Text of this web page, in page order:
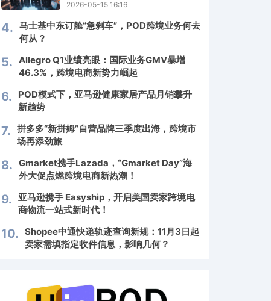
2026-05-15 16:16
4. 马士基中东订舱“急刹车”，POD跨境业务何去
何从？
5. Allegro Q1业绩亮眼：国际业务GMV暴增
46.3%，跨境电商新势力崛起
6.
POD模式下，亚马逊健康家居产品月销攀升
新趋势
7. 拼多多“新拼姆”自营品牌三季度出海，跨境市
场再添劲旅
8. Gmarket携手Lazada，“Gmarket Day”海
外大促点燃跨境电商新热潮！
9. 亚马逊携手 Easyship，开启美国卖家跨境电
商物流一站式新时代！
10. Shopee中通快递轨迹查询新规：11月3日起
卖家需填指定收件信息，影响几何？